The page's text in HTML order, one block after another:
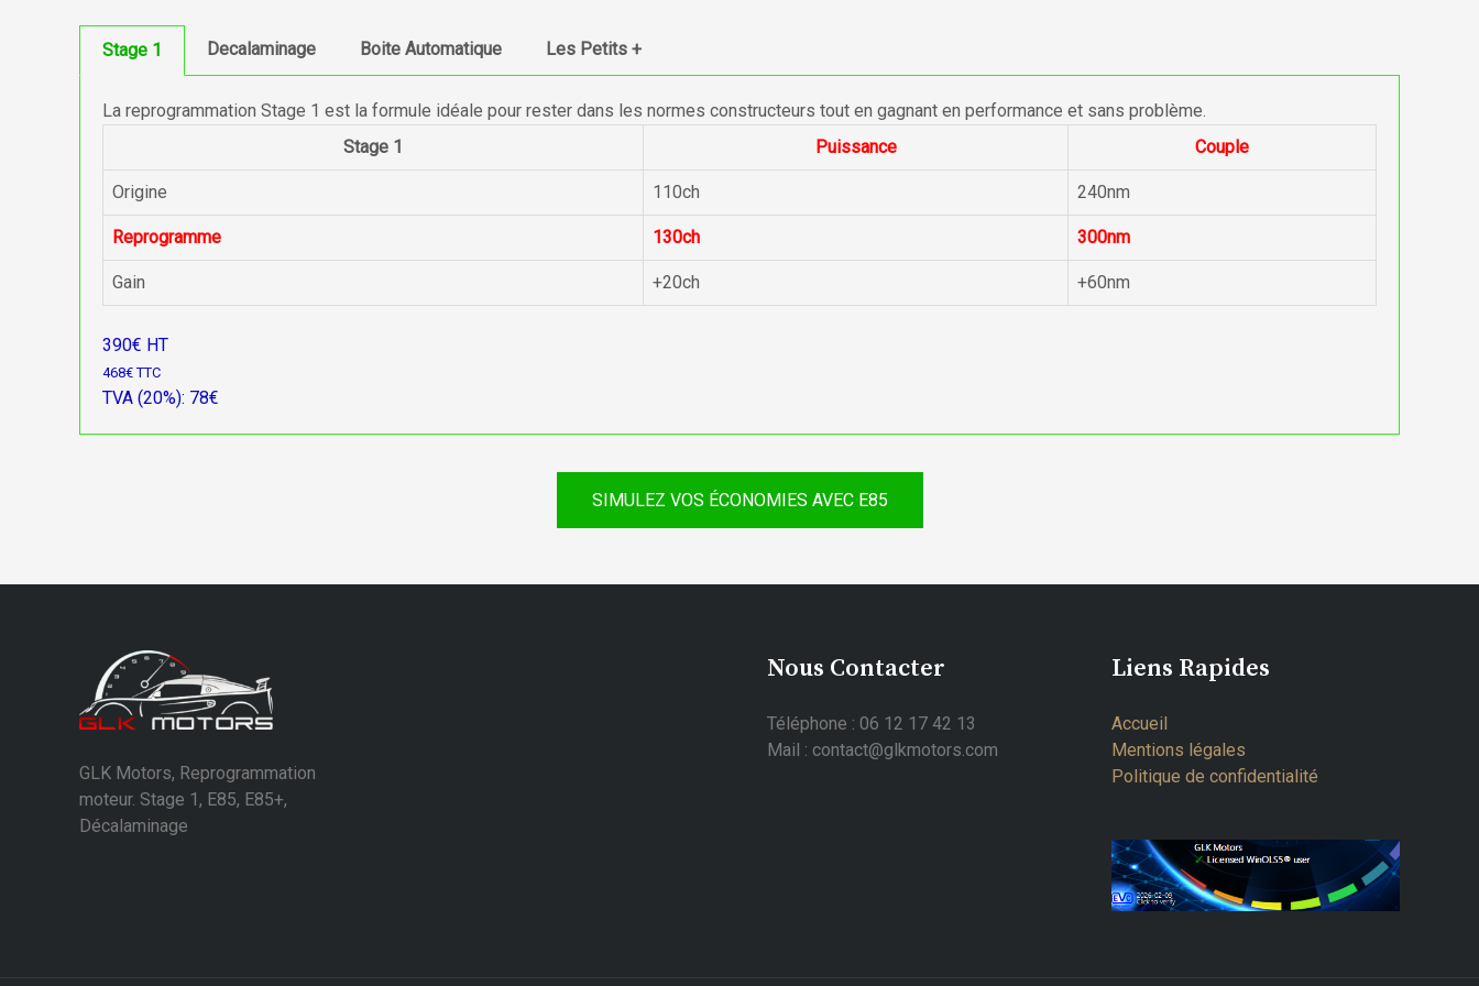
Stage 1 Decalaminage Boite Automatique Les Petits +
La reprogrammation Stage 1 est la formule idéale pour rester dans les normes constructeurs tout en gagnant en performance et sans problème.
Stage 1
Puissance Couple
Origine 110ch 240nm
Reprogramme 130ch 300nm
Gain +20ch +60nm
390€ HT
468€ TTC
TVA (20%): 78€
SIMULEZ VOS ÉCONOMIES AVEC E85
GLK Motors, Reprogrammation
moteur. Stage 1, E85, E85+,
Décalaminage
Nous Contacter
Téléphone : 06 12 17 42 13
Mail : contact@glkmotors.com
Liens Rapides
Accueil
Mentions légales
Politique de confidentialité